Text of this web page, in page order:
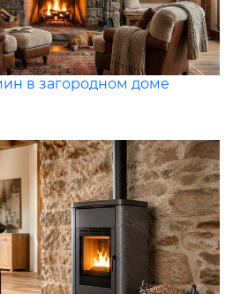
в загородном доме